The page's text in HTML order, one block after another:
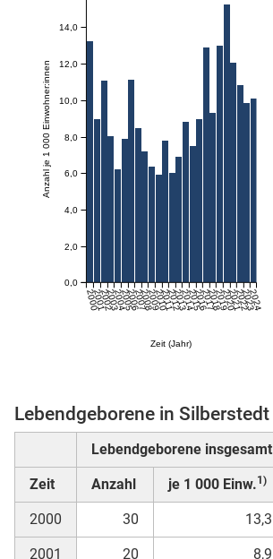
Zeit (Jahr)
200020012002200320042005200620072008200920102011201220132014201520162017201820192020202120222023
2024
Anzahl je 1 000 Einwohner:innen
0,0
2,0
4,0
6,0
8,0
10,0
12,0
14,0
Lebendgeborene in Silberstedt
Lebendgeborene insgesamt
Zeit Anzahl je 1 000 Einw.1)
2000 30 13,3
2001 20 8,9